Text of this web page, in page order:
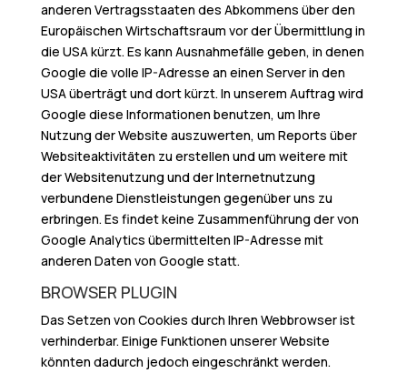
anderen Vertragsstaaten des Abkommens über den
Europäischen Wirtschaftsraum vor der Übermittlung in
die USA kürzt. Es kann Ausnahmefälle geben, in denen
Google die volle IP-Adresse an einen Server in den
USA überträgt und dort kürzt. In unserem Auftrag wird
Google diese Informationen benutzen, um Ihre
Nutzung der Website auszuwerten, um Reports über
Websiteaktivitäten zu erstellen und um weitere mit
der Websitenutzung und der Internetnutzung
verbundene Dienstleistungen gegenüber uns zu
erbringen. Es findet keine Zusammenführung der von
Google Analytics übermittelten IP-Adresse mit
anderen Daten von Google statt.
BROWSER PLUGIN
Das Setzen von Cookies durch Ihren Webbrowser ist
verhinderbar. Einige Funktionen unserer Website
könnten dadurch jedoch eingeschränkt werden.